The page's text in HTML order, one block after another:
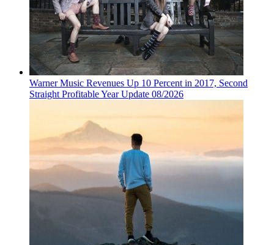
Warner Music Revenues Up 10 Percent in 2017, Second
Straight Profitable Year Update 08/2026